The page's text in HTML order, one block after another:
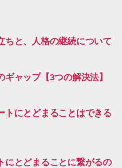
ちと、人格の継続について
ャップ【3つの解決法】
トにとどまることはできる
にとどまることに繋がるの